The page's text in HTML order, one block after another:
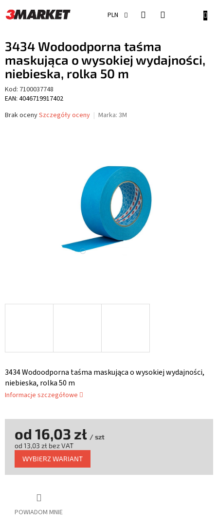
do
treści
PLN
3434 Wodoodporna taśma
maskująca o wysokiej wydajności,
niebieska, rolka 50 m
Kod: 7100037748
EAN: 4046719917402
Średnia
Brak ocenySzczegóły oceny Marka: 3M
3434 Wodoodporna taśma maskująca o wysokiej wydajności,
niebieska, rolka 50 m
Informacje szczegółowe
POWIADOM MNIE
od 16,03 zł / szt
od 13,03 zł bez VAT
Cena
jednostkowa:
WYBIERZ WARIANT